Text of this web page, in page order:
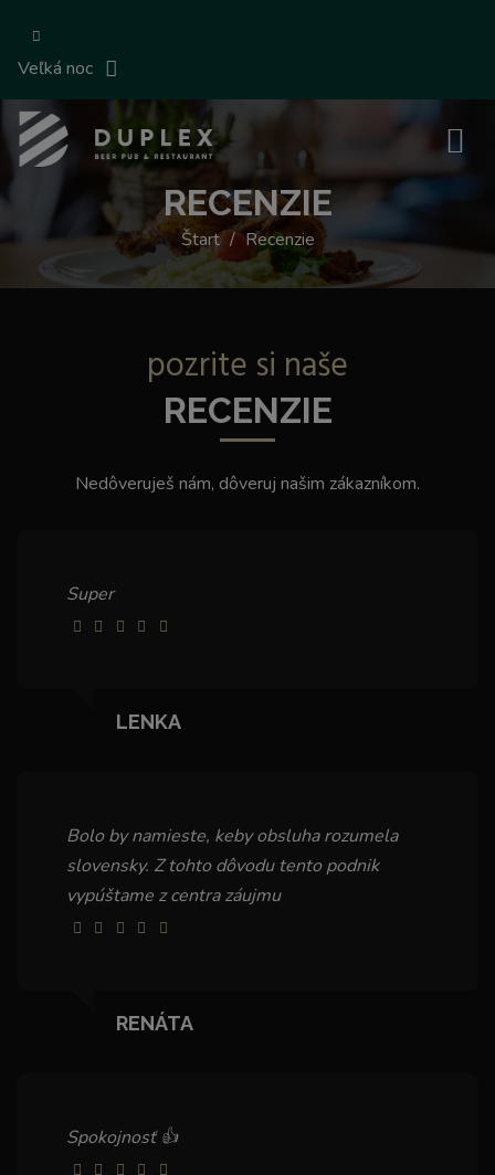
Veľká noc
RECENZIE
Štart Recenzie
pozrite si naše
RECENZIE
Nedôveruješ nám, dôveruj našim zákazníkom.
Super
LENKA
Bolo by namieste, keby obsluha rozumela
slovensky. Z tohto dôvodu tento podnik
vypúštame z centra záujmu
RENÁTA
Spokojnosť 👍